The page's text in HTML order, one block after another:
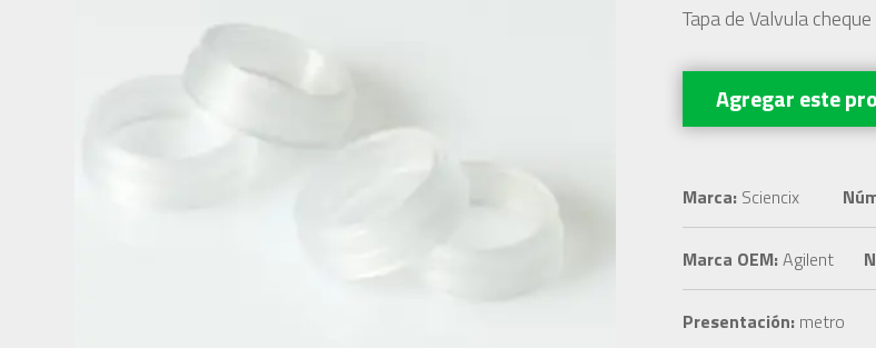
Tapa de Valvula
Agregar este
Marca:Sciencix
Marca OEM:Agilent
Presentación:metro